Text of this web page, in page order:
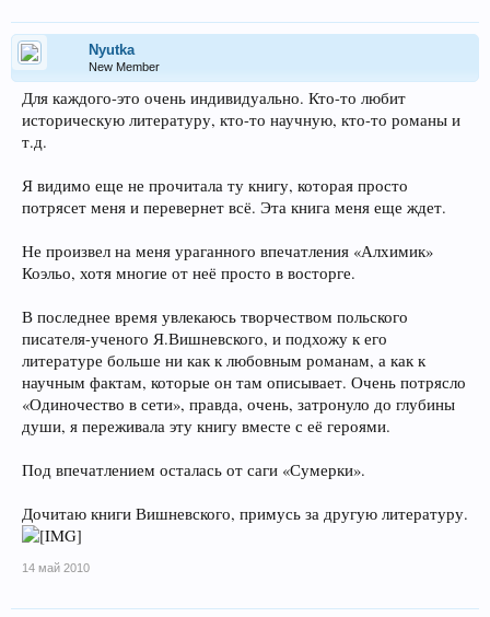
Nyutka
New Member
Для каждого-это очень индивидуально. Кто-то любит
историческую литературу, кто-то научную, кто-то романы и
т.д.
Я видимо еще не прочитала ту книгу, которая просто
потрясет меня и перевернет всё. Эта книга меня еще ждет.
Не произвел на меня ураганного впечатления «Алхимик»
Коэльо, хотя многие от неё просто в восторге.
В последнее время увлекаюсь творчеством польского
писателя-ученого Я.Вишневского, и подхожу к его
литературе больше ни как к любовным романам, а как к
научным фактам, которые он там описывает. Очень потрясло
«Одиночество в сети», правда, очень, затронуло до глубины
души, я переживала эту книгу вместе с её героями.
Под впечатлением осталась от саги «Сумерки».
Дочитаю книги Вишневского, примусь за другую литературу.
14 май 2010